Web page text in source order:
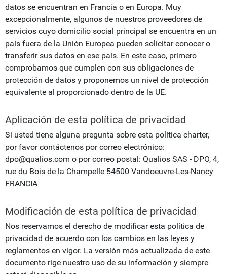
datos se encuentran en Francia o en Europa. Muy
excepcionalmente, algunos de nuestros proveedores de
servicios cuyo domicilio social principal se encuentra en un
país fuera de la Unión Europea pueden solicitar conocer o
transferir sus datos en ese país. En este caso, primero
comprobamos que cumplen con sus obligaciones de
protección de datos y proponemos un nivel de protección
equivalente al proporcionado dentro de la UE.
Aplicación de esta política de privacidad
Si usted tiene alguna pregunta sobre esta política charter,
por favor contáctenos por correo electrónico:
dpo@qualios.com o por correo postal: Qualios SAS - DPO, 4,
rue du Bois de la Champelle 54500 Vandoeuvre-Les-Nancy
FRANCIA
Modificación de esta política de privacidad
Nos reservamos el derecho de modificar esta política de
privacidad de acuerdo con los cambios en las leyes y
reglamentos en vigor. La versión más actualizada de este
documento rige nuestro uso de su información y siempre